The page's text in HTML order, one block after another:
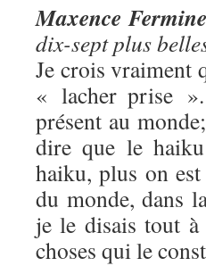
Maxence Fermine
dix-sept plus
Je crois vraiment
« lacher prise
présent au
dire que le
haiku, plus on
du monde, dans
je le disais tout à
choses qui le